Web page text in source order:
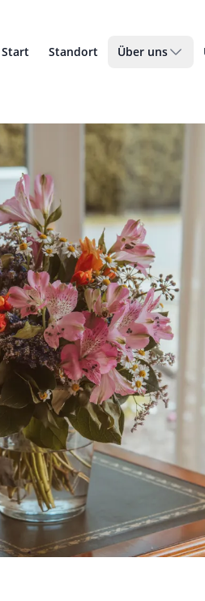
Start Standort Über uns